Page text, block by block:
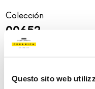
Questo sito web
Colección
00652
Tipo: